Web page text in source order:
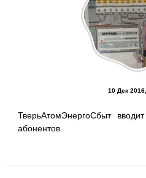
10 Дек
ТверьАтомЭнергоСбыт
абонентов.